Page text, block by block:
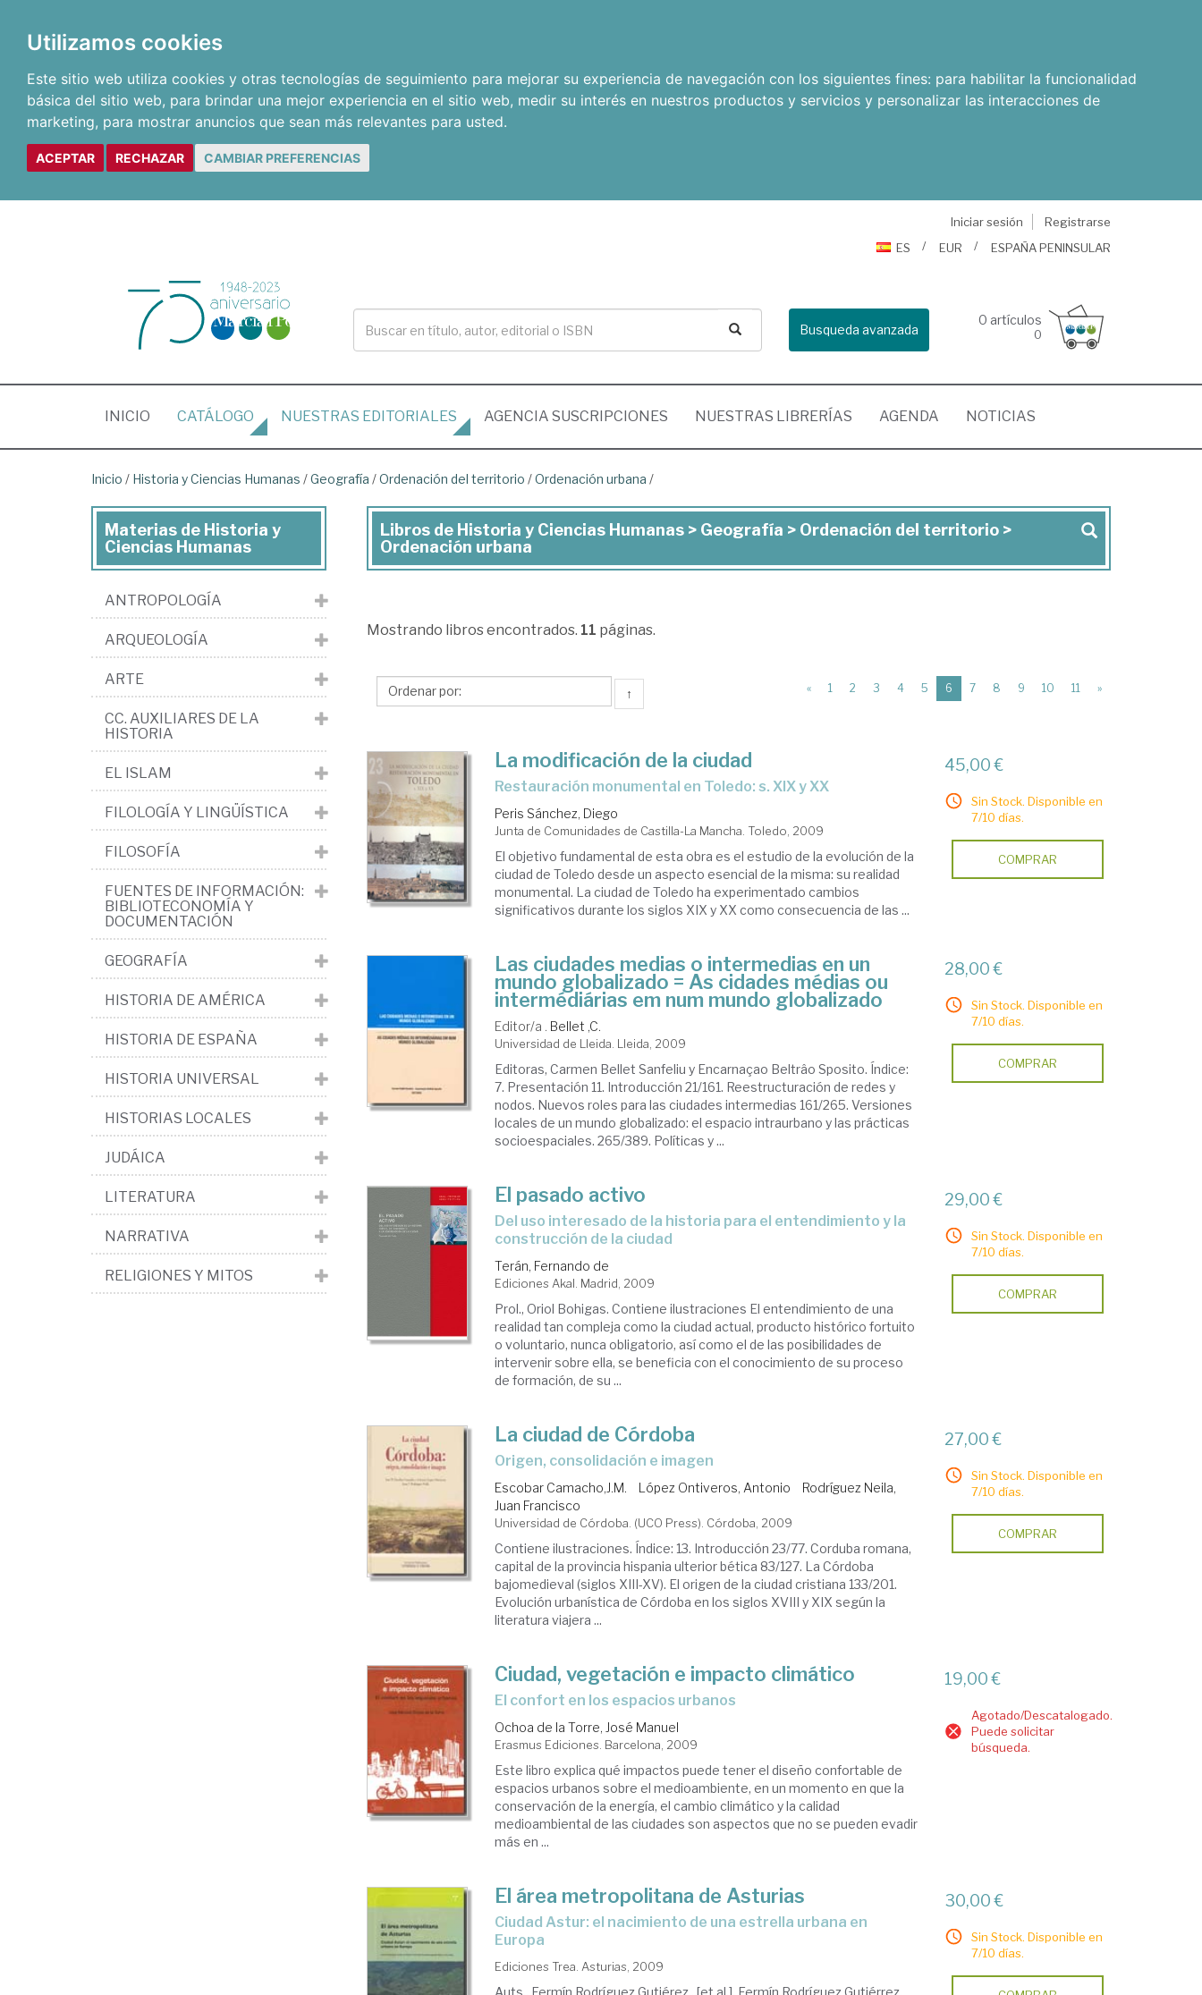
Utilizamos cookies
Este sitio web utiliza cookies y otras tecnologías de seguimiento para mejorar su experiencia de navegación con los siguientes fines: para habilitar la funcionalidad
básica del sitio web, para brindar una mejor experiencia en el sitio web, medir su interés en nuestros productos y servicios y personalizar las interacciones de
marketing, para mostrar anuncios que sean más relevantes para usted.
ACEPTAR RECHAZAR CAMBIAR PREFERENCIAS
Iniciar sesión
Registrarse
ES
EUR ESPAÑA PENINSULAR
Busqueda avanzada
0 artículos
0
INICIO (CURRENT)
CATÁLOGO NUESTRAS EDITORIALES AGENCIA SUSCRIPCIONES NUESTRAS LIBRERÍAS AGENDA NOTICIAS
Inicio / Historia y Ciencias Humanas /Geografía /Ordenación del territorio /Ordenación urbana /
Libros
de
y
Humanas
>
>
Ordenación
del
territorio
>
Ordenación
Libros de Historia y Ciencias Humanas > Geografía > Ordenación del territorio >
Ordenación urbana
Mostrando libros encontrados. 11 páginas.
↑ « 1 2 3 4 5 6 (current)
7 8 9 10 11 »
La modificación de la ciudad
restauración monumental en Toledo: s. XIX y XX
Peris Sánchez, Diego
Junta de Comunidades de Castilla-La Mancha. Toledo, 2009
El objetivo fundamental de esta obra es el estudio de la evolución de la
ciudad de Toledo desde un aspecto esencial de la misma: su realidad
monumental. La ciudad de Toledo ha experimentado cambios
significativos durante los siglos XIX y XX como consecuencia de las ...
45,00 €
Sin Stock. Disponible en
7/10 días.
COMPRAR
Las ciudades medias o intermedias en un
mundo globalizado = As cidades médias ou
intermédiárias em num mundo globalizado
Editor/a . Bellet ,C.
Universidad de Lleida. Lleida, 2009
Editoras, Carmen Bellet Sanfeliu y Encarnaçao Beltrâo Sposito. Índice:
7. Presentación 11. Introducción 21/161. Reestructuración de redes y
nodos. Nuevos roles para las ciudades intermedias 161/265. Versiones
locales de un mundo globalizado: el espacio intraurbano y las prácticas
socioespaciales. 265/389. Políticas y ...
28,00 €
Sin Stock. Disponible en
7/10 días.
COMPRAR
El pasado activo
del uso interesado de la historia para el entendimiento y la
construcción de la ciudad
Terán, Fernando de
Ediciones Akal. Madrid, 2009
Prol., Oriol Bohigas. Contiene ilustraciones El entendimiento de una
realidad tan compleja como la ciudad actual, producto histórico fortuito
o voluntario, nunca obligatorio, así como el de las posibilidades de
intervenir sobre ella, se beneficia con el conocimiento de su proceso
de formación, de su ...
29,00 €
Sin Stock. Disponible en
7/10 días.
COMPRAR
La ciudad de Córdoba
origen, consolidación e imagen
Escobar Camacho,J.M. López Ontiveros, Antonio
Rodríguez Neila,
Juan Francisco
Universidad de Córdoba. (UCO Press). Córdoba, 2009
Contiene ilustraciones. Índice: 13. Introducción 23/77. Corduba romana,
capital de la provincia hispania ulterior bética 83/127. La Córdoba
bajomedieval (siglos XIII-XV). El origen de la ciudad cristiana 133/201.
Evolución urbanística de Córdoba en los siglos XVIII y XIX según la
literatura viajera ...
27,00 €
Sin Stock. Disponible en
7/10 días.
COMPRAR
Ciudad, vegetación e impacto climático
el confort en los espacios urbanos
Ochoa de la Torre, José Manuel
Erasmus Ediciones. Barcelona, 2009
Este libro explica qué impactos puede tener el diseño confortable de
espacios urbanos sobre el medioambiente, en un momento en que la
conservación de la energía, el cambio climático y la calidad
medioambiental de las ciudades son aspectos que no se pueden evadir
más en ...
19,00 €
Agotado/Descatalogado.
Puede solicitar
búsqueda.
El área metropolitana de Asturias
Ciudad Astur: el nacimiento de una estrella urbana en
Europa
Ediciones Trea. Asturias, 2009
Auts., Fermín Rodríguez Gutiérez...[et al.]. Fermín Rodríguez Gutiérrez,
30,00 €
Sin Stock. Disponible en
7/10 días.
Materias de Historia y
Ciencias Humanas
ANTROPOLOGÍA
ARQUEOLOGÍA
ARTE
CC. AUXILIARES DE LA
HISTORIA
EL ISLAM
FILOLOGÍA Y LINGÜÍSTICA
FILOSOFÍA
FUENTES DE INFORMACIÓN:
BIBLIOTECONOMÍA Y
DOCUMENTACIÓN
GEOGRAFÍA
HISTORIA DE AMÉRICA
HISTORIA DE ESPAÑA
HISTORIA UNIVERSAL
HISTORIAS LOCALES
JUDÁICA
LITERATURA
NARRATIVA
RELIGIONES Y MITOS